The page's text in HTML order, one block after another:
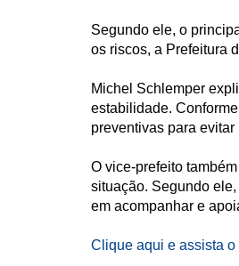
Segundo ele, o
os riscos, a Prefeitura
Michel Schlemper
estabilidade.
preventivas para
O vice-prefeito
situação. Segundo
em acompanhar e
Clique aqui e assista o